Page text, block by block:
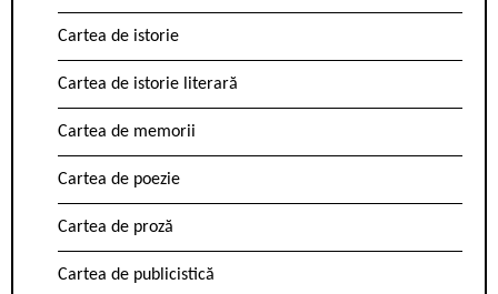
Cartea de istorie
Cartea de istorie literară
Cartea de memorii
Cartea de poezie
Cartea de proză
Cartea de publicistică